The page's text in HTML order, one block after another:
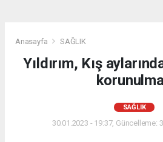
Anasayfa SAĞLIK
Yıldırım, Kış
SAĞLIK
30.01.2023 - 19:37, Güncelleme: